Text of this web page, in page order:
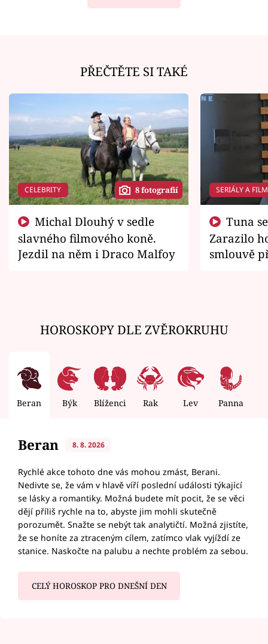
PŘEČTĚTE SI TAKÉ
CELEBRITY 8 fotografií
slavného filmového koně.
Jezdil na něm i Draco Malfoy
SERIÁLY A
Zarazilo
smlouvě
HOROSKOPY DLE ZVĚROKRUHU
Beran Býk Blíženci Rak Lev Panna
Beran 8. 8. 2026
Rychlé akce tohoto dne vás mohou zmást, Berani.
Nedivte se, že vám v hlavě víří poslední události týkající
se lásky a romantiky. Možná budete mít pocit, že se věci
dějí příliš rychle na to, abyste jim mohli skutečně
porozumět. Snažte se nebýt tak analytičtí. Možná zjistíte,
že se honíte za ztraceným cílem, zatímco vlak vyjíždí ze
stanice. Naskočte na palubu a nechte problém za sebou.
CELÝ HOROSKOP PRO DNEŠNÍ DEN